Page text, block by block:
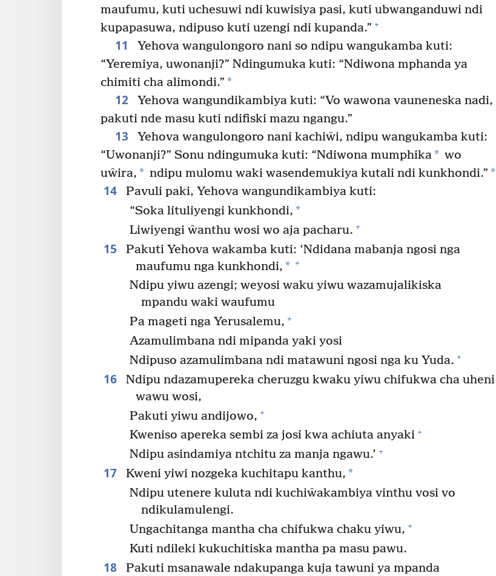
maufumu, kuti uchesuwi ndi kuwisiya pasi, kuti ubwanganduwi ndi
kupapasuwa, ndipuso kuti uzengi ndi kupanda.” +
11
Yehova wangulongoro nani so ndipu wangukamba kuti:
“Yeremiya, uwonanji?” Ndingumuka kuti: “Ndiwona mphanda ya
chimiti cha alimondi.” *
12
Yehova wangundikambiya kuti: “Vo wawona vauneneska nadi,
pakuti nde masu kuti ndifiski mazu ngangu.”
13
Yehova wangulongoro nani kachiŵi, ndipu wangukamba kuti:
“Uwonanji?” Sonu ndingumuka kuti: “Ndiwona mumphika* wo
uŵira, * ndipu mulomu waki wasendemukiya kutali ndi kunkhondi.” *
14
Pavuli paki, Yehova wangundikambiya kuti:
“Soka lituliyengi kunkhondi, *
Liwiyengi ŵanthu wosi wo aja pacharu. +
15
Pakuti Yehova wakamba kuti: ‘Ndidana mabanja ngosi nga
maufumu nga kunkhondi, * +
Ndipu yiwu azengi; weyosi waku yiwu wazamujalikiska
mpandu waki waufumu
Pa mageti nga Yerusalemu, +
Azamulimbana ndi mipanda yaki yosi
Ndipuso azamulimbana ndi matawuni ngosi nga ku Yuda. +
16
Ndipu ndazamupereka cheruzgu kwaku yiwu chifukwa cha uheni
wawu wosi,
Pakuti yiwu andijowo, +
Kweniso apereka sembi za josi kwa achiuta anyaki +
Ndipu asindamiya ntchitu za manja ngawu.’ +
17 Kweni yiwi nozgeka kuchitapu kanthu, *
Ndipu utenere kuluta ndi kuchiŵakambiya vinthu vosi vo
ndikulamulengi.
Ungachitanga mantha cha chifukwa chaku yiwu, +
Kuti ndileki kukuchitiska mantha pa masu pawu.
18
Pakuti msanawale ndakupanga kuja tawuni ya mpanda